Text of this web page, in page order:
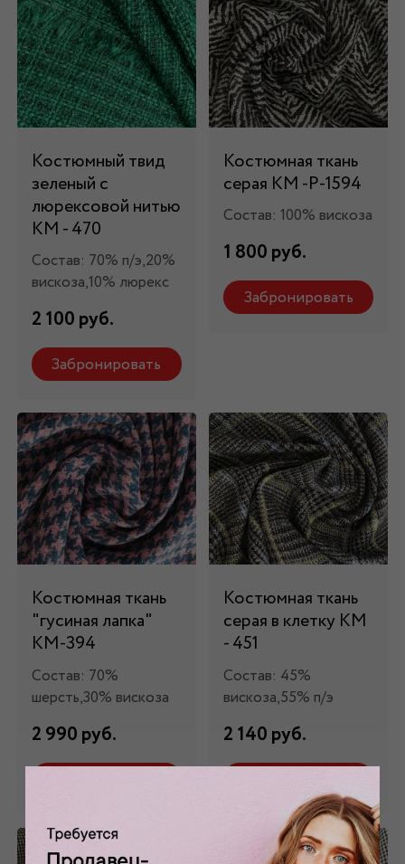
Костюмный твид
зеленый с
люрексовой нитью
КМ - 470
Состав: 70% п/э,20%
вискоза,10% люрекс
2 100 руб.
Забронировать
Костюмная ткань
серая КМ -Р-1594
Состав: 100% вискоза
1 800 руб.
Забронировать
Костюмная ткань
"гусиная лапка"
КМ-394
Состав: 70%
шерсть,30% вискоза
2 990 руб.
Костюмная ткань
серая в клетку КМ
- 451
Состав: 45%
вискоза,55% п/э
2 140 руб.